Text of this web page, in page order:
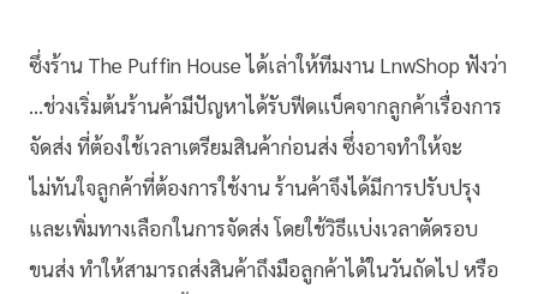
ซึ่งร้าน The Puffin House ได้เล่าให้ทีมงาน LnwShop ฟังว่า
…ช่วงเริ่มต้นร้านค้ามีปัญหาได้รับฟีดแบ็คจากลูกค้าเรื่องการ
จัดส่ง ที่ต้องใช้เวลาเตรียมสินค้าก่อนส่ง ซึ่งอาจทำให้จะ
ไม่ทันใจลูกค้าที่ต้องการใช้งาน ร้านค้าจึงได้มีการปรับปรุง
และเพิ่มทางเลือกในการจัดส่ง โดยใช้วิธีแบ่งเวลาตัดรอบ
ขนส่ง ทำให้สามารถส่งสินค้าถึงมือลูกค้าได้ในวันถัดไป หรือ